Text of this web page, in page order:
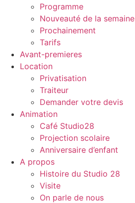
Programme
Nouveauté de la semaine
Prochainement
Tarifs
Avant-premieres
Location
Privatisation
Traiteur
Demander votre devis
Animation
Café Studio28
Projection scolaire
Anniversaire d’enfant
A propos
Histoire du Studio 28
Visite
On parle de nous